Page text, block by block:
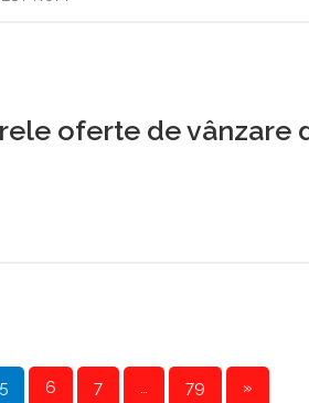
oferte de vânzare
5 6 7 79 »